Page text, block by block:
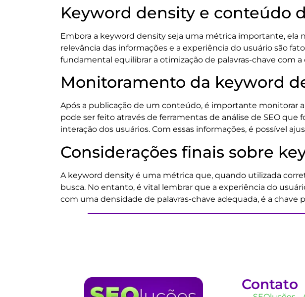
Keyword density e conteúdo
Embora a keyword density seja uma métrica importante, ela
relevância das informações e a experiência do usuário são
fundamental equilibrar a otimização de palavras-chave com
Monitoramento da keyword
Após a publicação de um conteúdo, é importante monitorar
pode ser feito através de ferramentas de análise de SEO
interação dos usuários. Com essas informações, é possível
Considerações finais sobre
A keyword density é uma métrica que, quando utilizada
busca. No entanto, é vital lembrar que a experiência do
com uma densidade de palavras-chave adequada, é a chave
Contato